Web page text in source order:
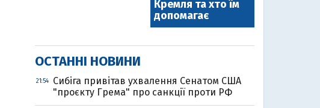
Кремля та хто їм
допомагає
ОСТАННІ НОВИНИ
21:54
Cибіга привітав ухвалення Сенатом США
"проєкту Грема" про санкції проти РФ